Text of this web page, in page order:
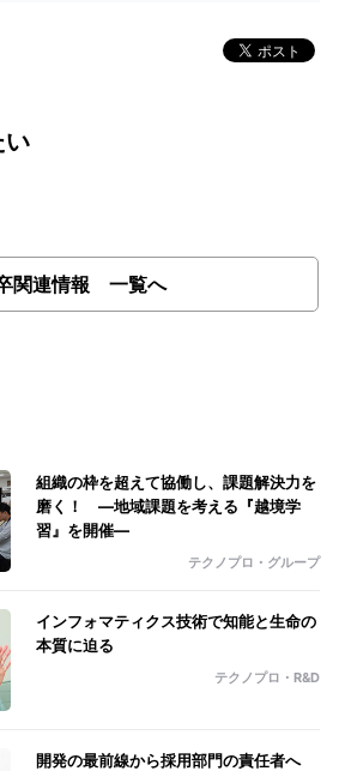
い
関連情報 一覧へ
組織の枠を超えて協働し、課題解決力を
磨く！ ―地域課題を考える『越境学
習』を開催―
テクノプロ・グループ
インフォマティクス技術で知能と生命の
本質に迫る
テクノプロ・R&D
開発の最前線から採用部門の責任者へ